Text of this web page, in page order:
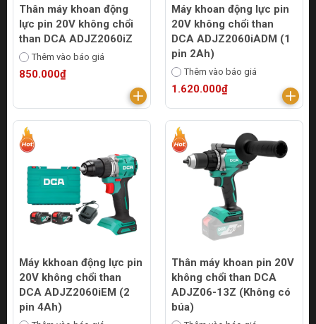
Thân máy khoan động
lực pin 20V không chổi
than DCA ADJZ2060iZ
Thêm vào báo giá
850.000₫
Máy khoan động lực pin
20V không chổi than
DCA ADJZ2060iADM (1
pin 2Ah)
Thêm vào báo giá
1.620.000₫
Máy kkhoan động lực pin
20V không chổi than
DCA ADJZ2060iEM (2
pin 4Ah)
Thân máy khoan pin 20V
không chổi than DCA
ADJZ06-13Z (Không có
búa)